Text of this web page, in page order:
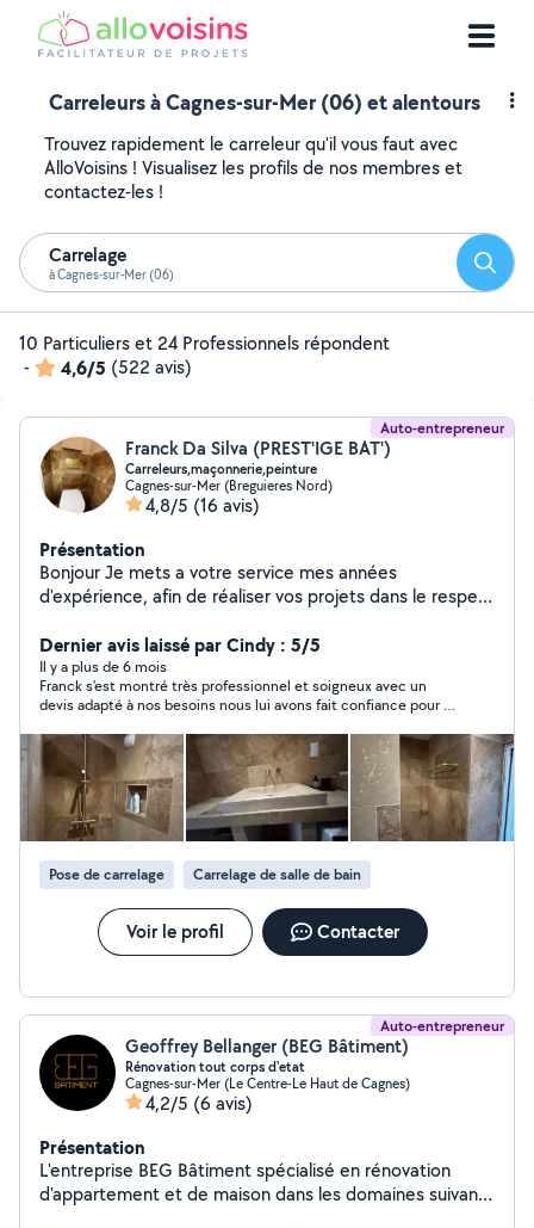
Carreleurs à Cagnes-sur-Mer (06) et alentours
Trouvez rapidement le carreleur qu'il vous faut avec
AlloVoisins ! Visualisez les profils de nos membres et
contactez-les !
Carrelage
à Cagnes-sur-Mer (06)
10 Particuliers et 24 Professionnels répondent
-
4,6/5 (522 avis)
Auto-entrepreneur
Franck Da Silva (PREST'IGE BAT')
Carreleurs,maçonnerie,peinture
Cagnes-sur-Mer (Breguieres Nord)
4,8/5 (16 avis)
Présentation
Bonjour Je mets a votre service mes années
d'expérience, afin de réaliser vos projets dans le respect
plus de renseignement nous contacter Auto-
entrepreneur Prestige'Bat'
Dernier avis laissé par Cindy : 5/5
Il y a plus de 6 mois
Franck s’est montré très professionnel et soigneux avec un
devis adapté à nos besoins nous lui avons fait confiance pour la
au sol dans le salon et la cuisine nous ferons rappel à lui pour
d’autres projets à l’avenir. Merci
Pose de carrelage Carrelage de salle de bain
Voir le profil Contacter
Auto-entrepreneur
Geoffrey Bellanger (BEG Bâtiment)
Rénovation tout corps d'etat
Cagnes-sur-Mer (Le Centre-Le Haut de Cagnes)
4,2/5 (6 avis)
Présentation
L'entreprise BEG Bâtiment spécialisé en rénovation
d'appartement et de maison dans les domaines suivant :